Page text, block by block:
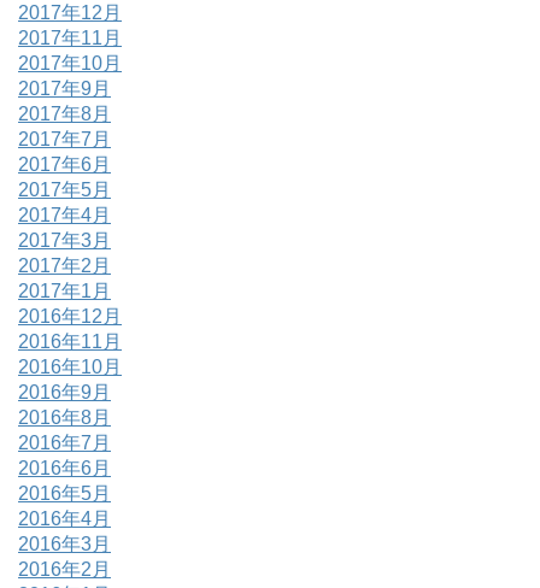
2017年12月
2017年11月
2017年10月
2017年9月
2017年8月
2017年7月
2017年6月
2017年5月
2017年4月
2017年3月
2017年2月
2017年1月
2016年12月
2016年11月
2016年10月
2016年9月
2016年8月
2016年7月
2016年6月
2016年5月
2016年4月
2016年3月
2016年2月